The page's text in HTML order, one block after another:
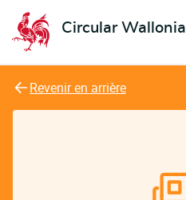
Circular Wallonia
L'économie circulaire
Revenir en arrière